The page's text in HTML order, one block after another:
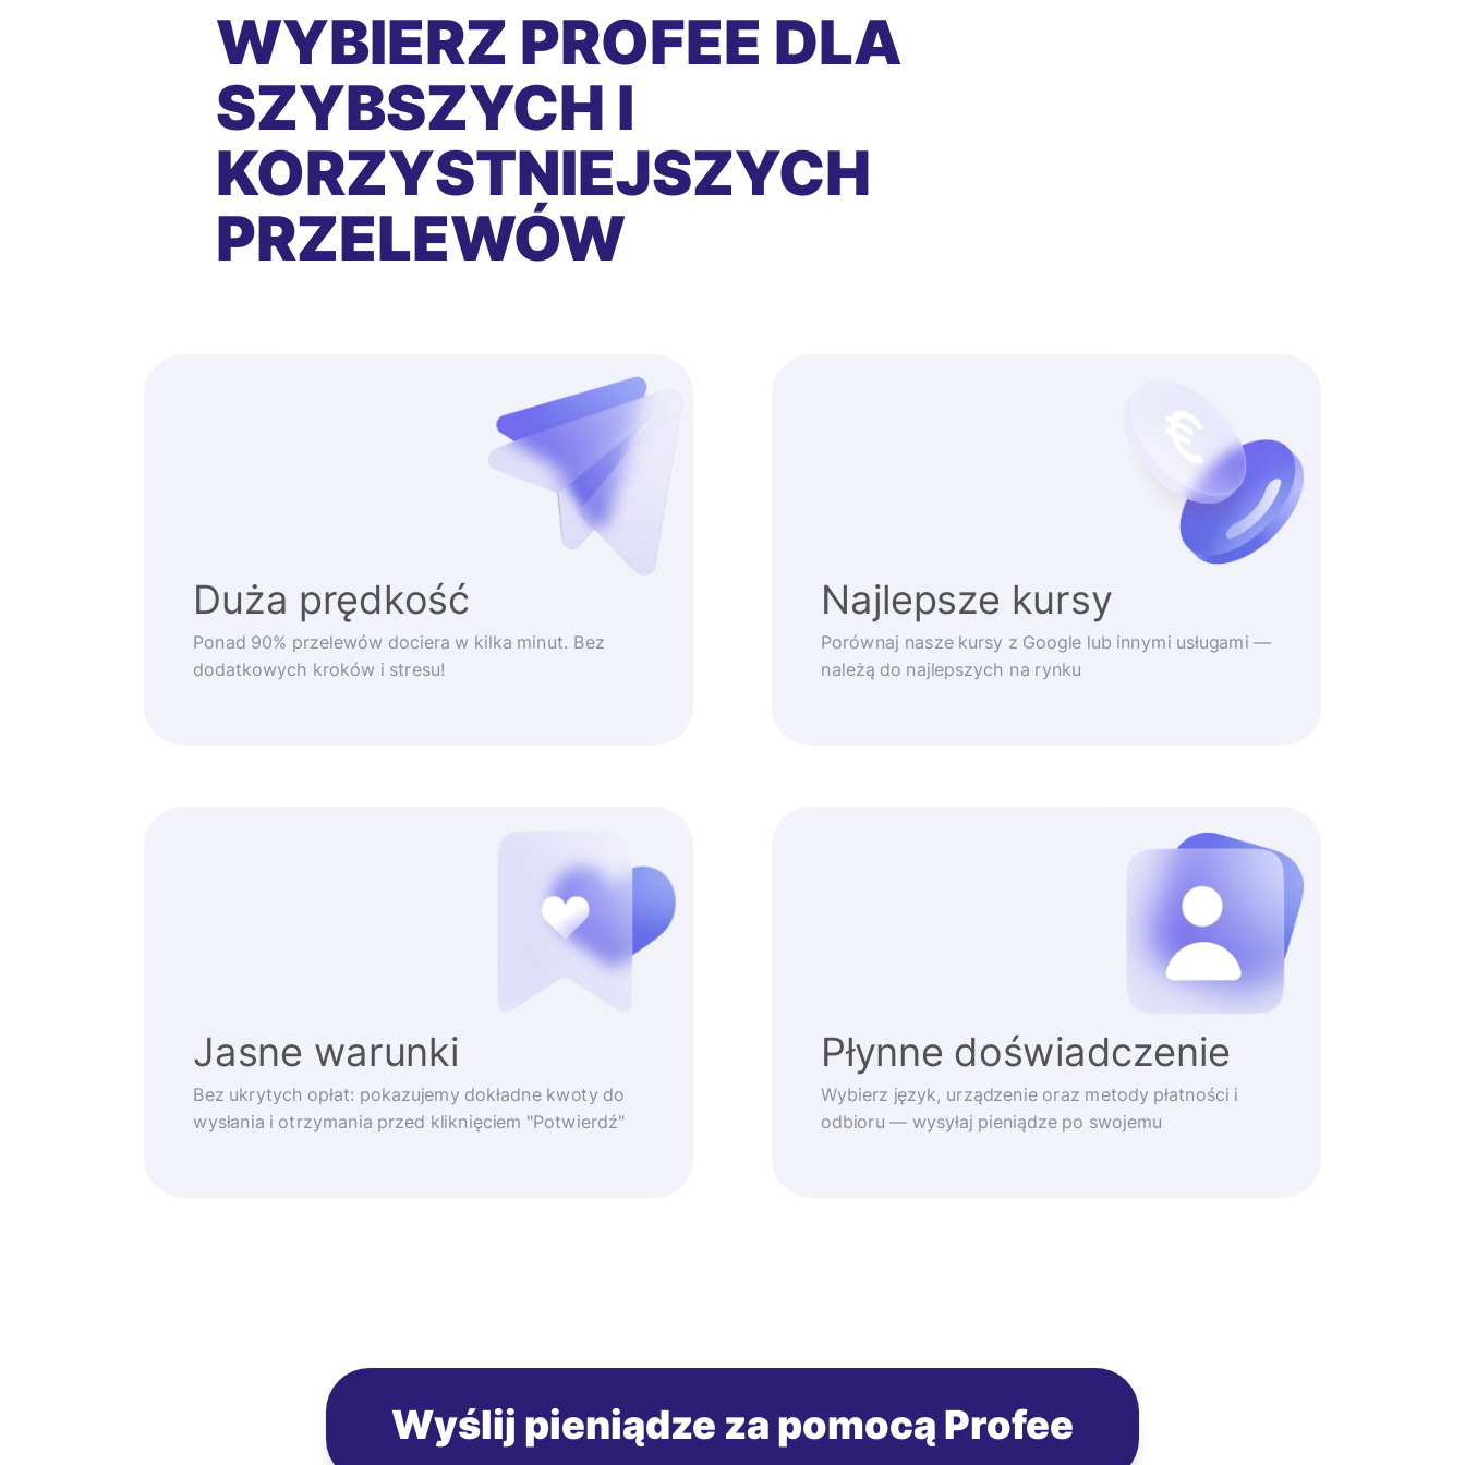
WYBIERZ PROFEE DLA
SZYBSZYCH I
KORZYSTNIEJSZYCH
PRZELEWÓW
Duża prędkość
Ponad 90% przelewów dociera w kilka minut. Bez
dodatkowych kroków i stresu!
Najlepsze kursy
Porównaj nasze kursy z Google lub innymi usługami —
należą do najlepszych na rynku
Jasne warunki
Bez ukrytych opłat: pokazujemy dokładne kwoty do
wysłania i otrzymania przed kliknięciem "Potwierdź"
Płynne doświadczenie
Wybierz język, urządzenie oraz metody płatności i
odbioru — wysyłaj pieniądze po swojemu
Wyślij pieniądze za pomocą Profee